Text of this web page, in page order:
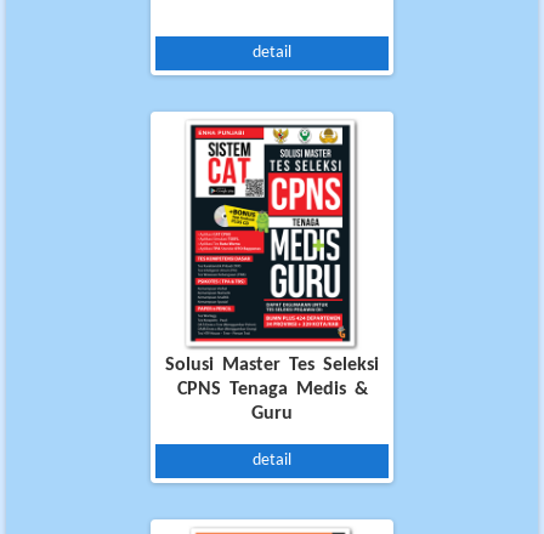
detail
Solusi Master Tes Seleksi
CPNS Tenaga Medis &
Guru
detail